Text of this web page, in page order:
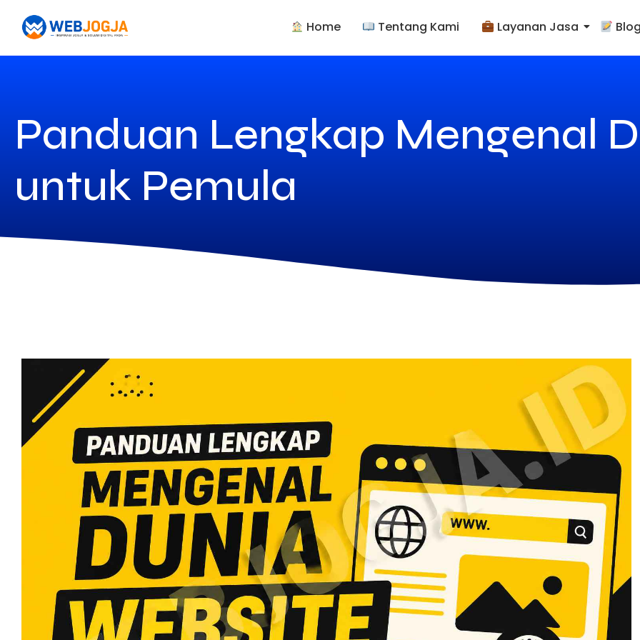
Home Tentang Kami Layanan Jasa
Panduan Lengkap Mengenal
untuk Pemula